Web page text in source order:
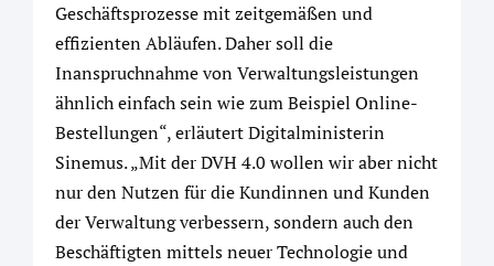
Geschäftsprozesse mit zeitgemäßen und
effizienten Abläufen. Daher soll die
Inanspruchnahme von Verwaltungsleistungen
ähnlich einfach sein wie zum Beispiel Online-
Bestellungen“, erläutert Digitalministerin
Sinemus. „Mit der DVH 4.0 wollen wir aber nicht
nur den Nutzen für die Kundinnen und Kunden
der Verwaltung verbessern, sondern auch den
Beschäftigten mittels neuer Technologie und